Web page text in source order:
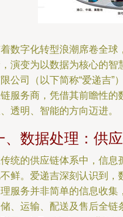
数字化转型浪潮席卷全球
演变为以数据为核心的智
公司（以下简称“爱递吉”
服务商，凭借其前瞻性的
透明、智能的方向迈进。
、数据处理：供
统的供应链体系中，信息
鲜。爱递吉深刻认识到，
服务并非简单的信息收集
、运输、配送及售后全链